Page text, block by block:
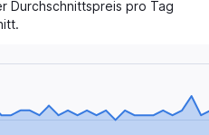
Durchschnittspreis pro Tag